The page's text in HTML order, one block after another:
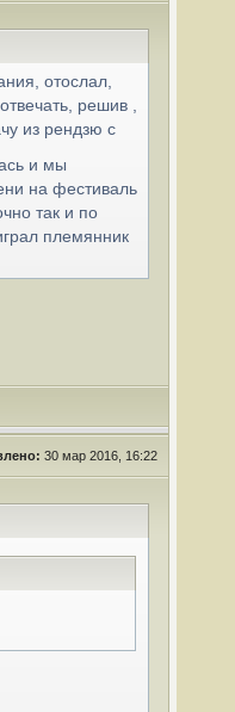
отослал,
решив ,
из рендзю с
и мы
на фестиваль
так и по
племянник
30 мар 2016, 16:22